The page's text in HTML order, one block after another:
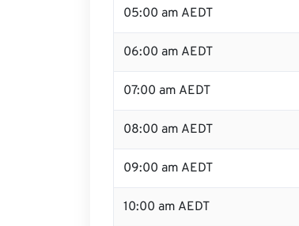
05:00 am AEDT
06:00 am AEDT
07:00 am AEDT
08:00 am AEDT
09:00 am AEDT
10:00 am AEDT